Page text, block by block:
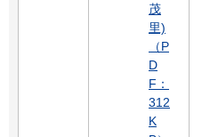
茂
里)
（P
D
F：
312
K